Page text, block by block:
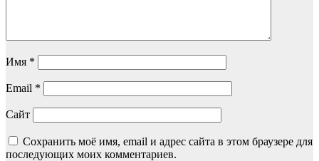
Имя *
Email *
Сайт
Сохранить моё имя, email и адрес сайта в этом браузере для
последующих моих комментариев.